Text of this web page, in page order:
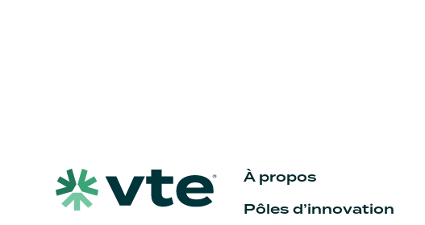
À propos
Pôles d’innovation